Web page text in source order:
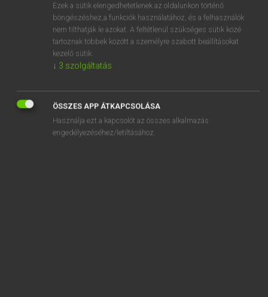
SZOTAR.NET APPLIKÁCIÓ
ONLINE NYELVVIZSGA
Ezek a sütik elengedhetetlenek az oldalunkon történő
böngészéshez,a funkciók használatához, és a felhasználók
nem tilthatják le azokat. A feltétlenül szükséges sütik közé
tartoznak többek között a személyre szabott beállításokat
kezelő sütik.
↓ 3 szolgáltatás
ÖSSZES APP ÁTKAPCSOLÁSA
Használja ezt a kapcsolót az összes alkalmazás
engedélyezéséhez/letiltásához.